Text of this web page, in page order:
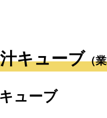
キューブ（
ューブ